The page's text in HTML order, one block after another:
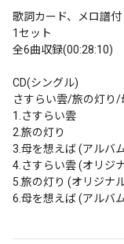
歌詞カード、メロ譜付
1セット
全6曲収録(00:28:10)
CD(シングル)
さすらい雲/旅の灯り/
1.さすらい雲
2.旅の灯り
3.母を想えば (アルバ
4.さすらい雲 (オリジ
5.旅の灯り (オリジナ
6.母を想えば (アルバ